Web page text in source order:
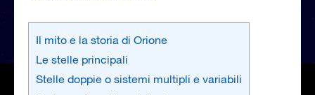
Il mito e la storia di Orione
Le stelle principali
Stelle doppie o sistemi multipli e variabili